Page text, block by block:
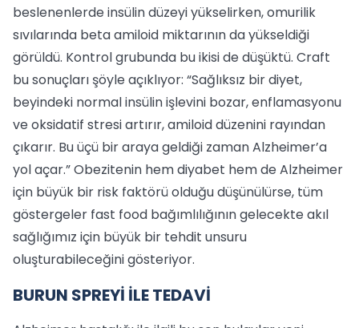
beslenenlerde insülin düzeyi yükselirken, omurilik
sıvılarında beta amiloid miktarının da yükseldiği
görüldü. Kontrol grubunda bu ikisi de düşüktü. Craft
bu sonuçları şöyle açıklıyor: “Sağlıksız bir diyet,
beyindeki normal insülin işlevini bozar, enflamasyonu
ve oksidatif stresi artırır, amiloid düzenini rayından
çıkarır. Bu üçü bir araya geldiği zaman Alzheimer’a
yol açar.” Obezitenin hem diyabet hem de Alzheimer
için büyük bir risk faktörü olduğu düşünülürse, tüm
göstergeler fast food bağımlılığının gelecekte akıl
sağlığımız için büyük bir tehdit unsuru
oluşturabileceğini gösteriyor.
BURUN SPREYİ İLE TEDAVİ